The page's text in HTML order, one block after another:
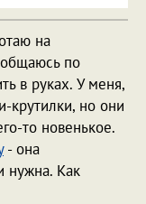
на
по
в руках. У меня,
крутилки, но они
то новенькое.
- она
нужна. Как